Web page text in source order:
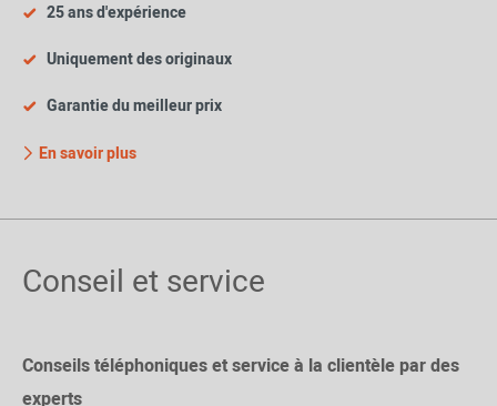
25 ans d'expérience
Uniquement des originaux
Garantie du meilleur prix
En savoir plus
Conseil et service
Conseils téléphoniques et service à la clientèle par des
experts